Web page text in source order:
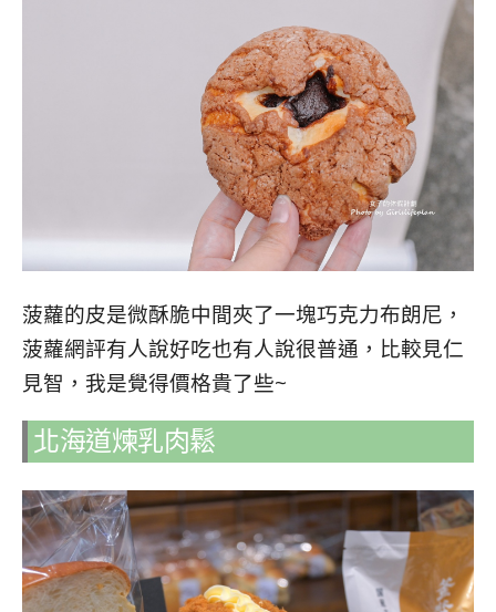
菠蘿的皮是微酥脆中間夾了一塊巧克力布朗尼，
菠蘿網評有人說好吃也有人說很普通，比較見仁
見智，我是覺得價格貴了些~
北海道煉乳肉鬆